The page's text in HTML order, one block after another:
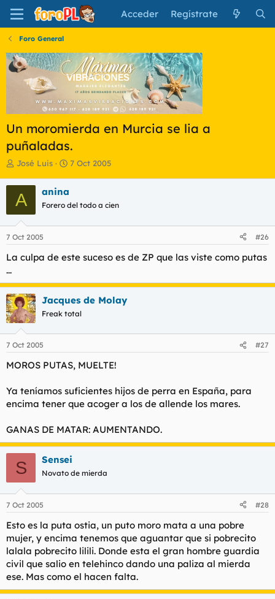
Acceder Regístrate
Foro General
Un moromierda en Murcia se lia a
puñaladas.
I
i
c
i
a
d
o
d
l
t
e
m
a
José Luis
F
a
e
i
i
7 Oct 2005
A anina
Forero del todo a cien
7 Oct 2005 #26
La culpa de este suceso es de ZP que las viste como putas
...
Jacques de Molay
Freak total
7 Oct 2005 #27
MOROS PUTAS, MUELTE!
Ya teníamos suficientes hijos de perra en España, para
encima tener que acoger a los de allende los mares.
GANAS DE MATAR: AUMENTANDO.
S Sensei
Novato de mierda
7 Oct 2005 #28
Esto es la puta ostia, un puto moro mata a una pobre
mujer, y encima tenemos que aguantar que si pobrecito
lalala pobrecito lilili. Donde esta el gran hombre guardia
civil que salio en telehinco dando una paliza al mierda
ese. Mas como el hacen falta.